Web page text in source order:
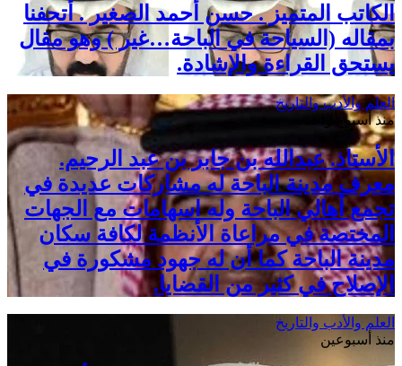
الكاتب المتميز . حسن أحمد الصغير . أتحفنا
بمقاله (السياحة في الباحة…غير ) وهو مقال
يستحق القراءة والإشادة.
العلم والأدب والتاريخ
منذ أسبوع واحد
الأستاذ. عبدالله بن جابر بن عبد الرحيم.
معرف مدينة الباحة له مشاركات عديدة في
تجمع أهالي الباحة وله اسهامات مع الجهات
المختصة في مراعاة الأنظمة لكافة سكان
مدينة الباحة كما أن له جهود مشكورة في
الإصلاح في كثير من القضايا.
العلم والأدب والتاريخ
منذ أسبوعين